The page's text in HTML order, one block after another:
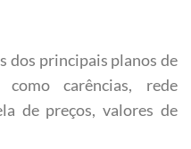
dos principais planos de
como carências, rede
de preços, valores de